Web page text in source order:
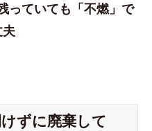
っていても「不燃」で
夫
ずに廃棄して